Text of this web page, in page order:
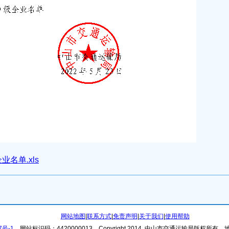
名单.xls
网站地图 联系方式| 免责声明 关于我们 使用帮助